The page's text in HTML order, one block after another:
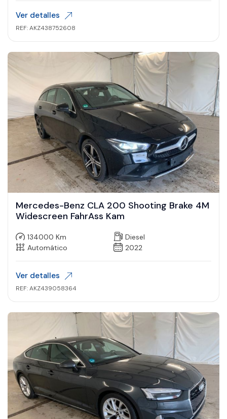
Ver detalles
REF: AKZ438752608
Mercedes-Benz CLA 200 Shooting Brake 4M
Widescreen FahrAss Kam
134000 Km
Diesel
Automático
2022
Ver detalles
REF: AKZ439058364